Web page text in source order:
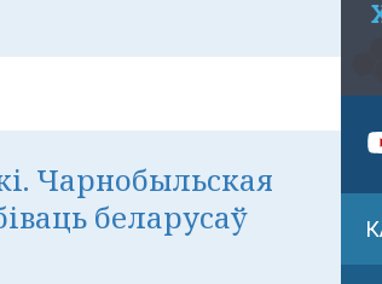
Чарнобыльская
беларусаў